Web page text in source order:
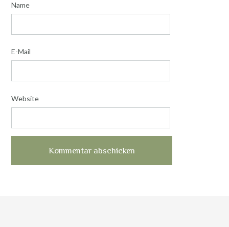
Name
E-Mail
Website